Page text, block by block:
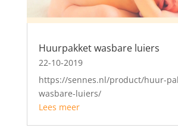
Huurpakket wasbare luiers
22-10-2019
https://sennes.nl/product/huur-
wasbare-luiers/
Lees meer